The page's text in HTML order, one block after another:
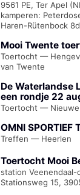
9561 PE, Ter Apel
kamperen:
Haren-Rütenbock
Mooi Twente
Toertocht —
van Twente
De Waterlandse
een rondje 22
Toertocht — Nieuwe
OMNI SPORTIEF
Treffen — Heerlen
Toertocht Mooi
station Veenendaal-
Stationsweg 15,